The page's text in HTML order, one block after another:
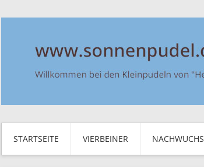
STARTSEITE VIERBEINER NACHWUCHS